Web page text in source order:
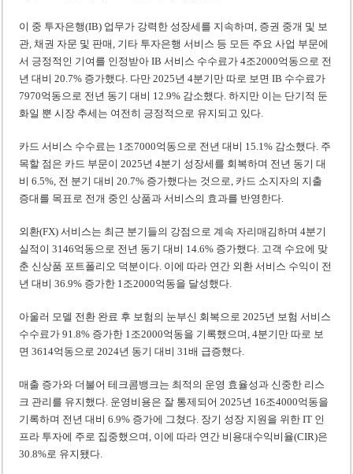
이 중 투자은행(IB) 업무가 강력한 성장세를 지속하며, 증권 중개 및 보
관, 채권 자문 및 판매, 기타 투자은행 서비스 등 모든 주요 사업 부문에
서 긍정적인 기여를 인정받아 IB 서비스 수수료가 4조2000억동으로 전
년 대비 20.7% 증가했다. 다만 2025년 4분기만 따로 보면 IB 수수료가
7970억동으로 전년 동기 대비 12.9% 감소했다. 하지만 이는 단기적 둔
화일 뿐 시장 추세는 여전히 긍정적으로 유지되고 있다.
카드 서비스 수수료는 1조7000억동으로 전년 대비 15.1% 감소했다. 주
목할 점은 카드 부문이 2025년 4분기 성장세를 회복하며 전년 동기 대
비 6.5%, 전 분기 대비 20.7% 증가했다는 것으로, 카드 소지자의 지출
증대를 목표로 전개 중인 상품과 서비스의 효과를 반영한다.
외환(FX) 서비스는 최근 분기들의 강점으로 계속 자리매김하며 4분기
실적이 3146억동으로 전년 동기 대비 14.6% 증가했다. 고객 수요에 맞
춘 신상품 포트폴리오 덕분이다. 이에 따라 연간 외환 서비스 수익이 전
년 대비 36.9% 증가한 1조2000억동을 달성했다.
아울러 모델 전환 완료 후 보험의 눈부신 회복으로 2025년 보험 서비스
수수료가 91.8% 증가한 1조2000억동을 기록했으며, 4분기만 따로 보
면 3614억동으로 2024년 동기 대비 31배 급증했다.
매출 증가와 더불어 테크콤뱅크는 최적의 운영 효율성과 신중한 리스
크 관리를 유지했다. 운영비용은 잘 통제되어 2025년 16조4000억동을
기록하며 전년 대비 6.9% 증가에 그쳤다. 장기 성장 지원을 위한 IT 인
프라 투자에 주로 집중했으며, 이에 따라 연간 비용대수익비율(CIR)은
30.8%로 유지됐다.